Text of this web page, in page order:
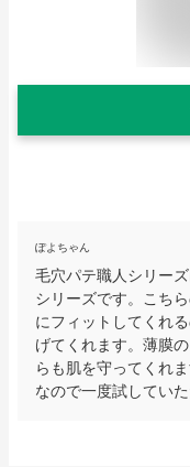
ぽよちゃん
毛穴パテ職人シリー
シリーズです。こち
にフィットしてくれ
げてくれます。薄膜
らも肌を守ってくれ
なので一度試していた